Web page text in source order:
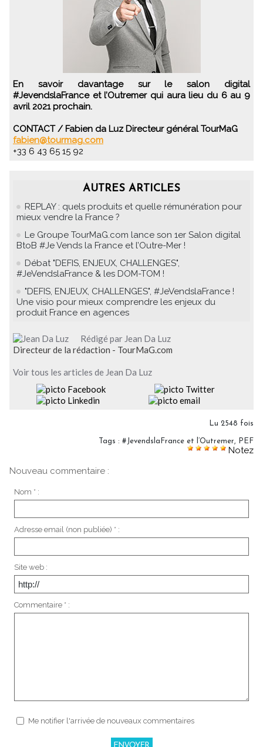
En savoir davantage sur le salon digital
#JevendslaFrance et l’Outremer qui aura lieu du 6 au 9
avril 2021 prochain.
CONTACT / Fabien da Luz Directeur général TourMaG
fabien@tourmag.com
+33 6 43 65 15 92
AUTRES ARTICLES
REPLAY : quels produits et quelle rémunération pour
mieux vendre la France ?
Le Groupe TourMaG.com lance son 1er Salon digital
BtoB #Je Vends la France et l’Outre-Mer !
Débat "DEFIS, ENJEUX, CHALLENGES",
#JeVendslaFrance & les DOM-TOM !
"DEFIS, ENJEUX, CHALLENGES", #JeVendslaFrance !
Une visio pour mieux comprendre les enjeux du
produit France en agences
Rédigé par Jean Da Luz
Directeur de la rédaction - TourMaG.com
Voir tous les articles de Jean Da Luz
Lu 2548 fois
Tags : #JevendslaFrance et l’Outremer, PEF
Notez
Nouveau commentaire :
Nom * :
Adresse email (non publiée) * :
Site web :
Commentaire * :
Me notifier l'arrivée de nouveaux commentaires